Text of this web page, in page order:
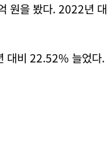
원을 봤다. 2022년 대
대비 22.52% 늘었다.